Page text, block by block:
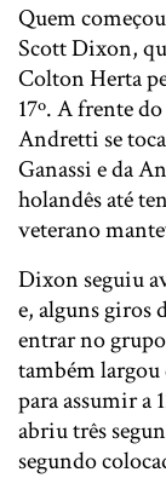
Quem
Scott Dixon,
Colton Herta
17º. A frente
Andretti se
Ganassi e da
holandês até
veterano
Dixon seguiu
e, alguns giros
entrar no
também largou
para assumir a
abriu três
segundo